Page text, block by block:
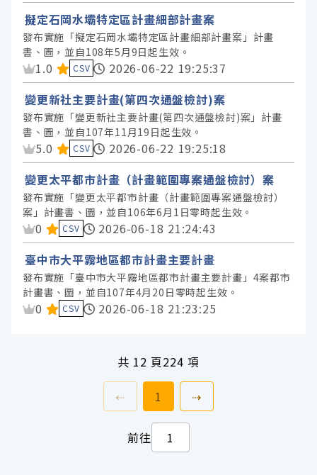
擬定石岡水壩特定區計畫細部計畫案
發布實施「擬定石岡水壩特定區計畫細部計畫案」計畫
書、圖，並自108年5月9日起生效。
資料集評分：
1.0 CSV
2026-06-22 19:25:37
變更新社主要計畫(第四次通盤檢討)案
發布實施「變更新社主要計畫(第四次通盤檢討)案」計畫
書、圖，並自107年11月19日起生效。
資料集評分：
5.0 CSV
2026-06-22 19:25:18
變更太平都市計畫（計畫範圍專案通盤檢討）案
發布實施「變更太平都市計畫（計畫範圍專案通盤檢討）
案」計畫書、圖，並自106年6月1日零時起生效。
資料集評分：
0 CSV
2026-06-18 21:24:43
臺中市大平霧地區都市計畫主要計畫
發布實施「臺中市大平霧地區都市計畫主要計畫」4案都市
計畫書、圖，並自107年4月20日零時起生效。
資料集評分：
0 CSV 2026-06-18 21:23:25
共 12 頁224 項
⇠ 上一頁前往
1 ⇢下一頁
前往